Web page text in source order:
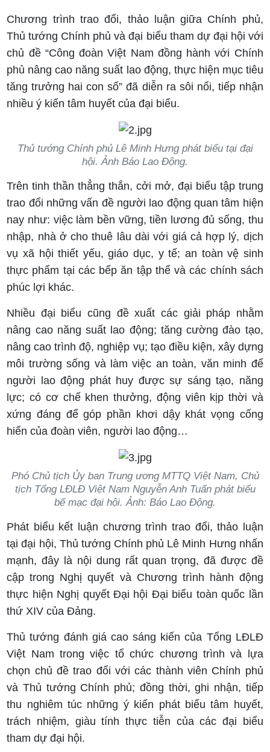
Chương trình trao đổi, thảo luận giữa Chính phủ,
Thủ tướng Chính phủ và đại biểu tham dự đại hội với
chủ đề “Công đoàn Việt Nam đồng hành với Chính
phủ nâng cao năng suất lao động, thực hiện mục tiêu
tăng trưởng hai con số” đã diễn ra sôi nổi, tiếp nhận
nhiều ý kiến tâm huyết của đại biểu.
Thủ tướng Chính phủ Lê Minh Hưng phát biểu tại đại
hội. Ảnh Báo Lao Động.
Trên tinh thần thẳng thắn, cởi mở, đại biểu tập trung
trao đổi những vấn đề người lao động quan tâm hiện
nay như: việc làm bền vững, tiền lương đủ sống, thu
nhập, nhà ở cho thuê lâu dài với giá cả hợp lý, dịch
vụ xã hội thiết yếu, giáo dục, y tế; an toàn vệ sinh
thực phẩm tại các bếp ăn tập thể và các chính sách
phúc lợi khác.
Nhiều đại biểu cũng đề xuất các giải pháp nhằm
nâng cao năng suất lao động; tăng cường đào tạo,
nâng cao trình độ, nghiệp vụ; tạo điều kiện, xây dựng
môi trường sống và làm việc an toàn, văn minh để
người lao động phát huy được sự sáng tạo, năng
lực; có cơ chế khen thưởng, động viên kịp thời và
xứng đáng để góp phần khơi dậy khát vọng cống
hiến của đoàn viên, người lao động…
Phó Chủ tịch Ủy ban Trung ương MTTQ Việt Nam, Chủ
tịch Tổng LĐLĐ Việt Nam Nguyễn Anh Tuấn phát biểu
bế mạc đại hội. Ảnh: Báo Lao Động.
Phát biểu kết luận chương trình trao đổi, thảo luận
tại đại hội, Thủ tướng Chính phủ Lê Minh Hưng nhấn
mạnh, đây là nội dung rất quan trọng, đã được đề
cập trong Nghị quyết và Chương trình hành động
thực hiện Nghị quyết Đại hội Đại biểu toàn quốc lần
thứ XIV của Đảng.
Thủ tướng đánh giá cao sáng kiến của Tổng LĐLĐ
Việt Nam trong việc tổ chức chương trình và lựa
chọn chủ đề trao đổi với các thành viên Chính phủ
và Thủ tướng Chính phủ; đồng thời, ghi nhận, tiếp
thu nghiêm túc những ý kiến phát biểu tâm huyết,
trách nhiệm, giàu tính thực tiễn của các đại biểu
tham dự đại hội.